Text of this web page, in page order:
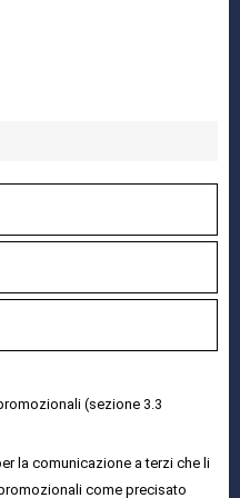
(sezione 3.3
la comunicazione a terzi che li
come precisato